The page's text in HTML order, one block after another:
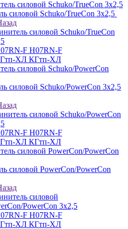
силовой Schuko/TrueCon 3х2,5
силовой Schuko/TrueCon
H07RN-F
КГтп-ХЛ
силовой Schuko/PowerCon 3х2,5
силовой Schuko/PowerCon
H07RN-F
КГтп-ХЛ
силовой PowerCon/PowerCon
силовой
PowerCon 3х2,5
H07RN-F
КГтп-ХЛ